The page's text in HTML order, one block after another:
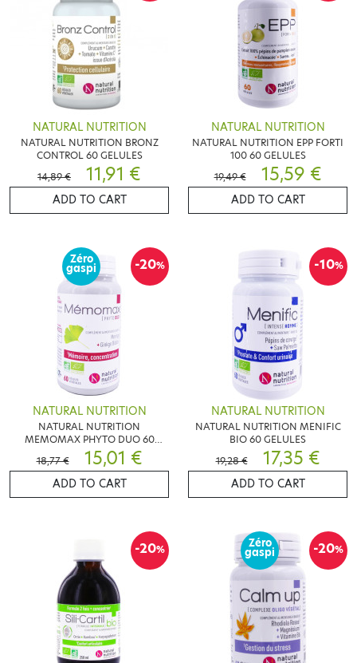
NATURAL NUTRITION
NATURAL NUTRITION BRONZ
CONTROL 60 GELULES
14,89 €
11,91 €
ADD TO CART
NATURAL NUTRITION
NATURAL NUTRITION EPP FORTI
100 60 GELULES
19,49 €
15,59 €
ADD TO CART
-20%
Zéro
gaspi
NATURAL NUTRITION
NATURAL NUTRITION
MEMOMAX PHYTO DUO 60
GELULES
18,77 € 15,01 €
ADD TO CART
-10%
NATURAL NUTRITION
NATURAL NUTRITION MENIFIC
BIO 60 GELULES
19,28 €
17,35 €
ADD TO CART
-20% -20%
Zéro
gaspi